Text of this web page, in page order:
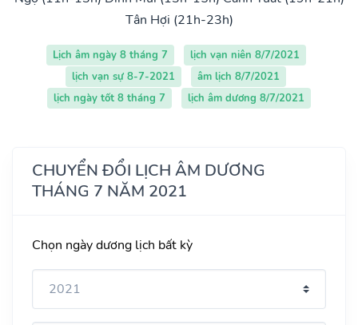
Tân Hợi (21h-23h)
Lịch âm ngày 8 tháng 7
lịch vạn niên 8/7/2021
lịch vạn sự 8-7-2021
âm lịch 8/7/2021
lịch ngày tốt 8 tháng 7
lịch âm dương 8/7/2021
CHUYỂN ĐỔI LỊCH ÂM DƯƠNG
THÁNG 7 NĂM 2021
Chọn ngày dương lịch bất kỳ